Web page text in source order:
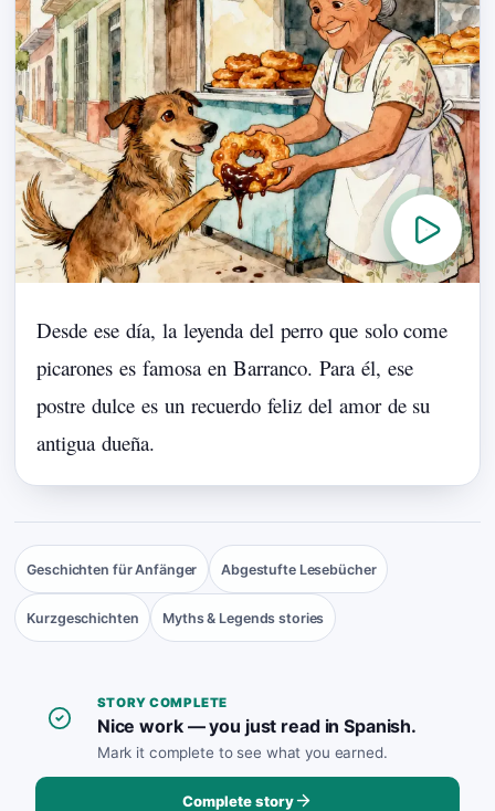
Desde ese día, la leyenda del perro que solo come
picarones es famosa en Barranco. Para él, ese
postre dulce es un recuerdo feliz del amor de su
antigua dueña.
Geschichten für Anfänger Abgestufte Lesebücher
Kurzgeschichten Myths & Legends stories
STORY COMPLETE
Nice work — you just read in Spanish.
Mark it complete to see what you earned.
Complete story